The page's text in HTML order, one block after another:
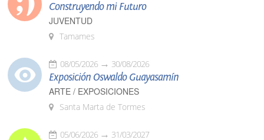
Construyendo mi Futuro
JUVENTUD
Tamames
08/05/2026 30/08/2026
Exposición Oswaldo Guayasamín
ARTE / EXPOSICIONES
Santa Marta de Tormes
05/06/2026 31/03/2027